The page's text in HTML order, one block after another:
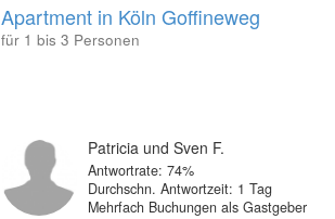
Apartment in Köln Goffineweg
für 1 bis 3 Personen
Patricia und Sven F.
Antwortrate: 74%
Durchschn. Antwortzeit: 1 Tag
Mehrfach Buchungen als Gastgeber